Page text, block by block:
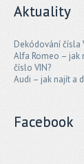
Aktuality
Dekódování čísla
Alfa Romeo – jak
číslo VIN?
Audi – jak najít a
Facebook